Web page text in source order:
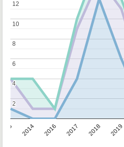
2014 2016 2017 2018 2019
2
2
4
4
6
6
8
8
10
10
12
12